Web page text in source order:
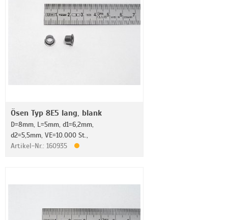
Ösen Typ 8E5 lang, blank
D=8mm, L=5mm, d1=6,2mm,
d2=5,5mm, VE=10.000 St.,
Artikel-Nr.: 160935